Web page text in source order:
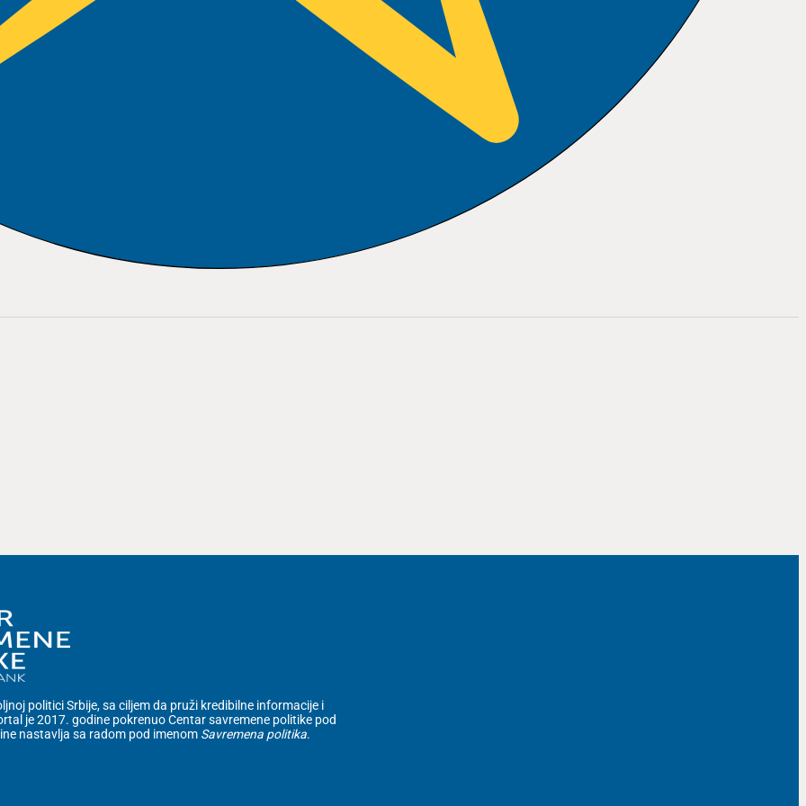
politici Srbije, sa ciljem da pruži kredibilne informacije i
je 2017. godine pokrenuo Centar savremene politike pod
nastavlja sa radom pod imenom Savremena politika.